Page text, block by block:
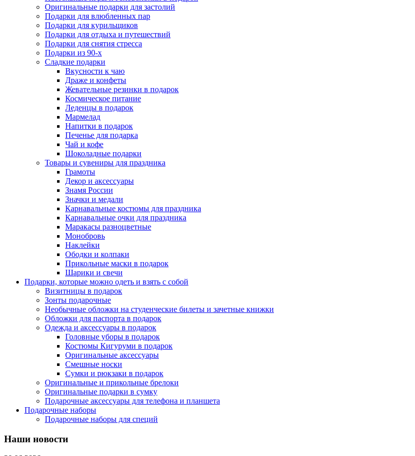
Оригинальные подарки для застолий
Подарки для влюбленных пар
Подарки для курильщиков
Подарки для отдыха и путешествий
Подарки для снятия стресса
Подарки из 90-х
Сладкие подарки
Вкусности к чаю
Драже и конфеты
Жевательные резинки в подарок
Космическое питание
Леденцы в подарок
Мармелад
Напитки в подарок
Печенье для подарка
Чай и кофе
Шоколадные подарки
Товары и сувениры для праздника
Грамоты
Декор и аксессуары
Знамя России
Значки и медали
Карнавальные костюмы для праздника
Карнавальные очки для праздника
Маракасы разноцветные
Монобровь
Наклейки
Ободки и колпаки
Прикольные маски в подарок
Шарики и свечи
Подарки, которые можно одеть и взять с собой
Визитницы в подарок
Зонты подарочные
Необычные обложки на студенческие билеты и зачетные книжки
Обложки для паспорта в подарок
Одежда и аксессуары в подарок
Головные уборы в подарок
Костюмы Кигуруми в подарок
Оригинальные аксессуары
Смешные носки
Сумки и рюкзаки в подарок
Оригинальные и прикольные брелоки
Оригинальные подарки в сумку
Подарочные аксессуары для телефона и планшета
Подарочные наборы
Подарочные наборы для специй
Наши новости